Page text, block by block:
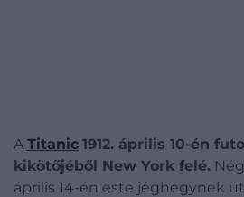
A Titanic 1912. április 10-én
kikötőjéből New York felé.
április 14-én este jéghegynek